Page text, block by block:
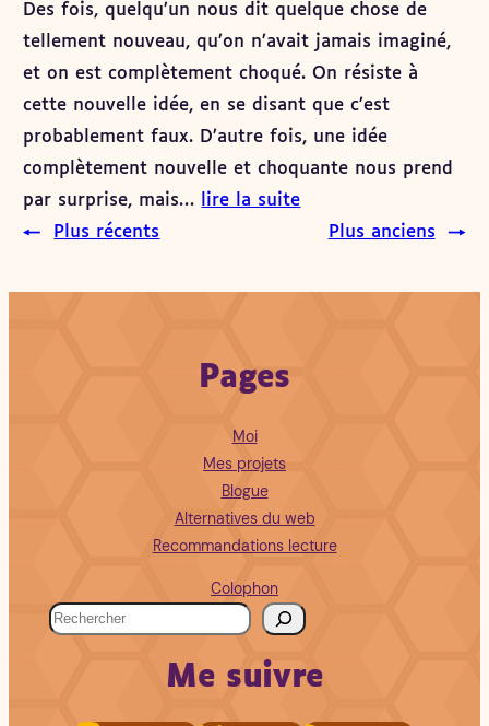
Des fois, quelqu’un nous dit quelque chose de
tellement nouveau, qu’on n’avait jamais imaginé,
et on est complètement choqué. On résiste à
cette nouvelle idée, en se disant que c’est
probablement faux. D’autre fois, une idée
complètement nouvelle et choquante nous prend
par surprise, mais…
lire la suite
←
Plus récents Plus anciens →
Pages
Moi
Mes projets
Blogue
Alternatives du web
Recommandations lecture
Colophon
R
Me suivre